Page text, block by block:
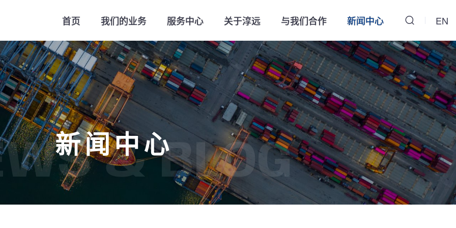
EN
首页 我们的业务 服务中心 关于淳远 与我们合作 新闻中心
新闻中心
& BLOG